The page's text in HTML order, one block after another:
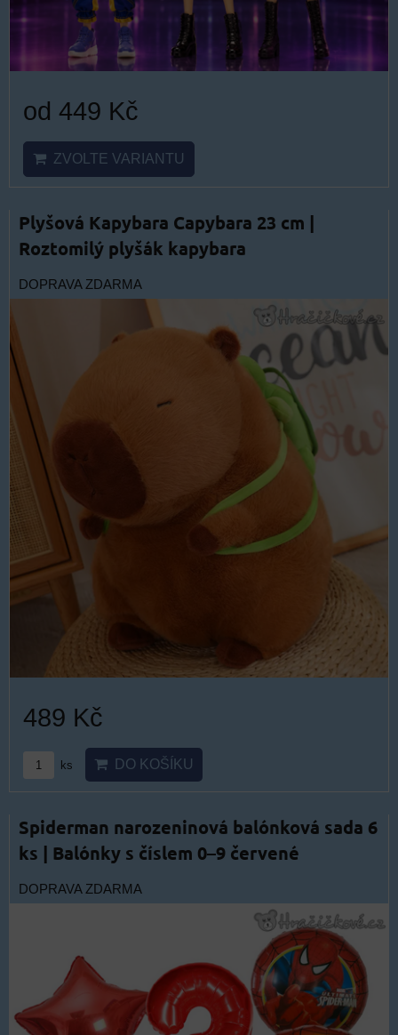
od 449 Kč
ZVOLTE VARIANTU
Plyšová Kapybara Capybara 23 cm |
Roztomilý plyšák kapybara
DOPRAVA ZDARMA
489 Kč
ks DO KOŠÍKU
Spiderman narozeninová balónková sada 6
ks | Balónky s číslem 0–9 červené
DOPRAVA ZDARMA